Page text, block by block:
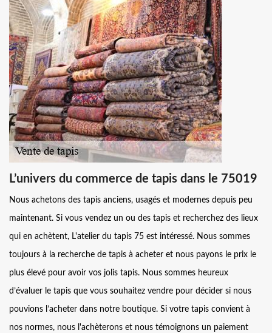
L’univers du commerce de tapis dans le 75019
Nous achetons des tapis anciens, usagés et modernes depuis peu
maintenant. Si vous vendez un ou des tapis et recherchez des lieux
qui en achètent, L'atelier du tapis 75 est intéressé. Nous sommes
toujours à la recherche de tapis à acheter et nous payons le prix le
plus élevé pour avoir vos jolis tapis. Nous sommes heureux
d’évaluer le tapis que vous souhaitez vendre pour décider si nous
pouvions l’acheter dans notre boutique. Si votre tapis convient à
nos normes, nous l'achèterons et nous témoignons un paiement